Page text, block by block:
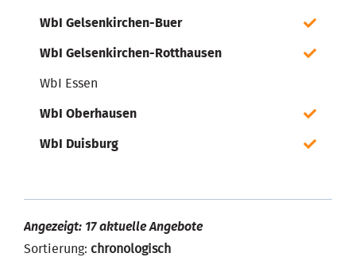
WbI Gelsenkirchen-Buer
WbI Gelsenkirchen-Rotthausen
WbI Essen
WbI Oberhausen
WbI Duisburg
Angezeigt: 17 aktuelle Angebote
Sortierung: chronologisch